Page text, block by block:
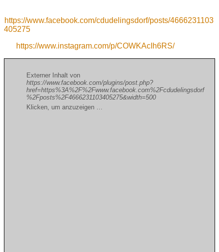
https://www.facebook.com/cdudelingsdorf/posts/4666231103
405275
https://www.instagram.com/p/COWKAcIh6RS/